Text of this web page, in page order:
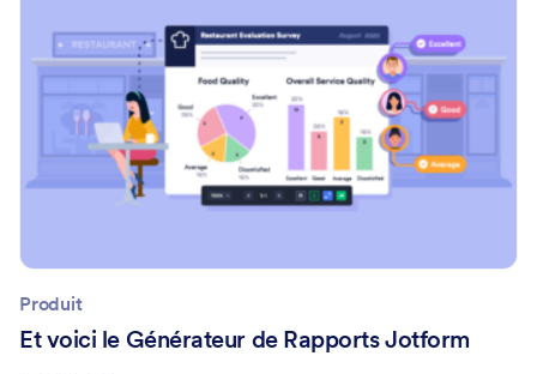
Produit
Et voici le Générateur de Rapports Jotform